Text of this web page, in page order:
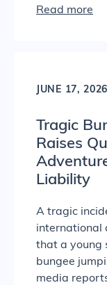
Read more
JUNE 17, 2026
Tragic
Raises
Liability
A tragic
international
that a young
bungee
media